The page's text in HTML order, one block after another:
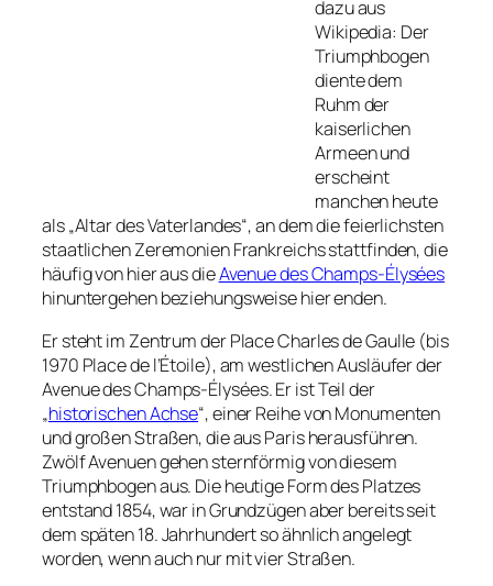
dazu aus
Wikipedia: Der
Triumphbogen
diente dem
Ruhm der
kaiserlichen
Armeen und
erscheint
manchen heute
als „Altar des Vaterlandes“, an dem die feierlichsten
staatlichen Zeremonien Frankreichs stattfinden, die
häufig von hier aus dieAvenue des Champs-Élysées
hinuntergehen beziehungsweise hier enden.
Er steht im Zentrum derPlace Charles de Gaulle (bis
1970 Place de l’Étoile), am westlichen Ausläufer der
Avenue des Champs-Élysées. Er ist Teil der
„historischen Achse“, einer Reihe von Monumenten
und großen Straßen, die aus Paris herausführen.
Zwölf Avenuen gehen sternförmig von diesem
Triumphbogen aus. Die heutige Form des Platzes
entstand 1854, war in Grundzügen aber bereits seit
dem späten 18. Jahrhundert so ähnlich angelegt
worden, wenn auch nur mit vier Straßen.